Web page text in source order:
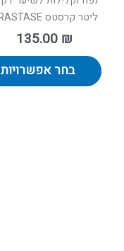
ליטר קרסטס KERASTASE
135.00 ₪
בחר אפשרויות